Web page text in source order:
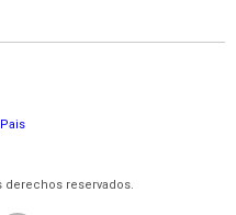
derechos reservados.